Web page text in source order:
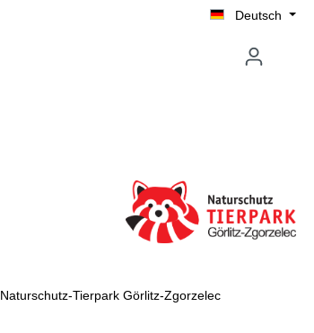
Deutsch
Naturschutz-Tierpark Görlitz-Zgorzelec